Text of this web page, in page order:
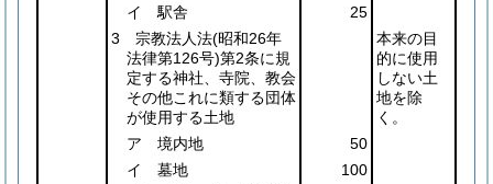
イ 駅舎
25
3 宗教法人法(昭和26年
法律第126号)第2条に規
定する神社、寺院、教会
その他これに類する団体
が使用する土地
本来の目
的に使用
しない土
地を除
く。
ア 境内地
50
イ 墓地
100